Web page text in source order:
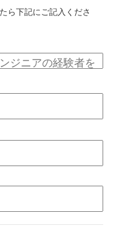
ら下記にご記入くださ